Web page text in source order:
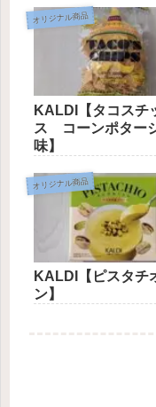
オリジナル商品
KALDI【タコスチ
ス コーンポター
味】
オリジナル商品
KALDI【ピスタチ
ン】